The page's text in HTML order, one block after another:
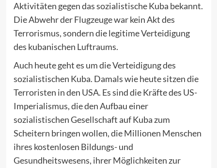
Aktivitäten gegen das sozialistische Kuba bekannt.
Die Abwehr der Flugzeuge war kein Akt des
Terrorismus, sondern die legitime Verteidigung
des kubanischen Luftraums.
Auch heute geht es um die Verteidigung des
sozialistischen Kuba. Damals wie heute sitzen die
Terroristen in den USA. Es sind die Kräfte des US-
Imperialismus, die den Aufbau einer
sozialistischen Gesellschaft auf Kuba zum
Scheitern bringen wollen, die Millionen Menschen
ihres kostenlosen Bildungs- und
Gesundheitswesens, ihrer Möglichkeiten zur